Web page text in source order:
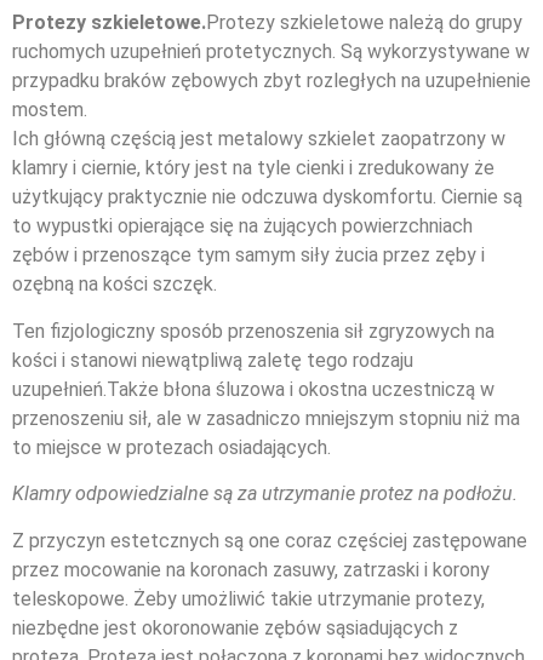
Protezy szkieletowe.Protezy szkieletowe należą do grupy
ruchomych uzupełnień protetycznych. Są wykorzystywane w
przypadku braków zębowych zbyt rozległych na uzupełnienie
mostem.
Ich główną częścią jest metalowy szkielet zaopatrzony w
klamry i ciernie, który jest na tyle cienki i zredukowany że
użytkujący praktycznie nie odczuwa dyskomfortu. Ciernie są
to wypustki opierające się na żujących powierzchniach
zębów i przenoszące tym samym siły żucia przez zęby i
ozębną na kości szczęk.
Ten fizjologiczny sposób przenoszenia sił zgryzowych na
kości i stanowi niewątpliwą zaletę tego rodzaju
uzupełnień.Także błona śluzowa i okostna uczestniczą w
przenoszeniu sił, ale w zasadniczo mniejszym stopniu niż ma
to miejsce w protezach osiadających.
Klamry odpowiedzialne są za utrzymanie protez na podłożu.
Z przyczyn estetcznych są one coraz częściej zastępowane
przez mocowanie na koronach zasuwy, zatrzaski i korony
teleskopowe. Żeby umożliwić takie utrzymanie protezy,
niezbędne jest okoronowanie zębów sąsiadujących z